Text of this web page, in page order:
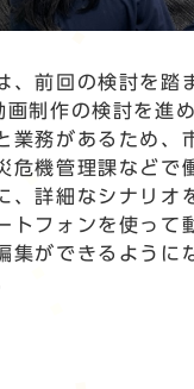
前回の検討を踏
制作の検討を進
業務があるため、
危機管理課などで
、詳細なシナリオ
トフォンを使って
集ができるように